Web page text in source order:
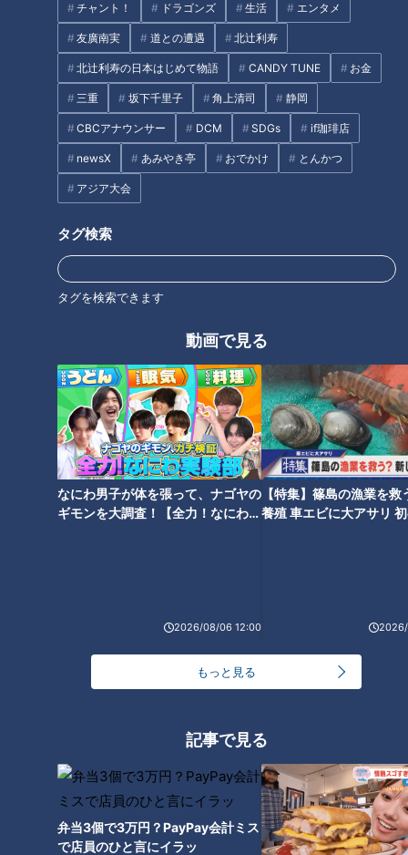
チャント！ ドラゴンズ 生活 エンタメ
友廣南実 道との遭遇 北辻利寿
北辻利寿の日本はじめて物語 CANDY TUNE お金
三重 坂下千里子 角上清司 静岡
CBCアナウンサー DCM SDGs if珈琲店
newsX あみやき亭 おでかけ とんかつ
アジア大会
タグ検索
タグを検索できます
動画で見る
なにわ男子が体を張って、ナゴヤの
ギモンを大調査！【全力！なにわ実
2026/08/06 12:00
【特集】篠島の漁業を救
養殖 車エビに大アサリ
もっと見る
記事で見る
弁当3個で3万円？PayPay会計ミス
で店員のひと言にイラッ
今回のギモンは、料理歴40年の主婦・鈴木さんからのギモ
ン。料理番組を観ていて気になったことがあるそうで…。
（投稿者・鈴木さん）
「私はたいていのものを、包丁を押して前に前に切っている。
（料理番組の）先生たちはスッスッスッと手前に引いて切って
いるのを見かける」
ん。ニンジンやピーマンは、押し切り、マグロの刺身は奥から
手前へ引き切り、という風に使い分けています。最近、中学生
の長男に料理を教えることもあり、このままでいいのか心配に
にある刃物の直売所「岐阜関刃物会館」へと向かいました。関
市のメーカーによる約400点の包丁が大集結。多くの商品が市
場価格の１割引きから２割引きで購入できます。食材の切り方
について、専務理事の桜田公明さんに尋ねました。
（岐阜関刃物会館・桜田公明専務理事）